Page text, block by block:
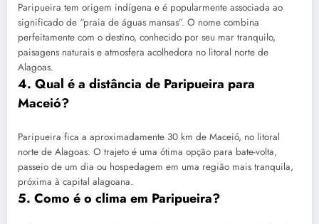
Paripueira tem origem indígena e é popularmente associada ao
significado de “praia de águas mansas”. O nome combina
perfeitamente com o destino, conhecido por seu mar tranquilo,
paisagens naturais e atmosfera acolhedora no litoral norte de
Alagoas.
4. Qual é a distância de Paripueira para
Maceió?
Paripueira fica a aproximadamente 30 km de Maceió, no litoral
norte de Alagoas. O trajeto é uma ótima opção para bate-volta,
passeio de um dia ou hospedagem em uma região mais tranquila,
próxima à capital alagoana.
5. Como é o clima em Paripueira?